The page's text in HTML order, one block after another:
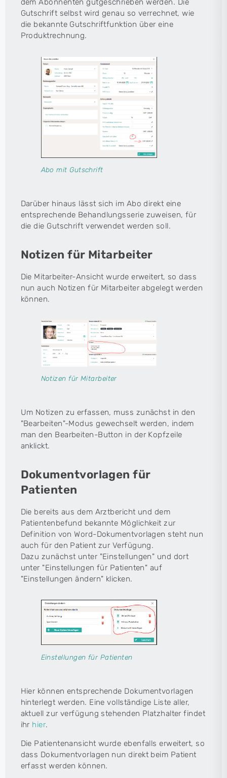
dem Abonnenten gutgeschrieben werden. Die
Gutschrift selbst wird genau so verrechnet, wie
die bekannte Gutschriftfunktion über eine
Produktrechnung.
Abo mit Gutschrift
Darüber hinaus lässt sich im Abo direkt eine
entsprechende Behandlungsserie zuweisen, für
die die Gutschrift verwendet werden soll.
Notizen für Mitarbeiter
Die Mitarbeiter-Ansicht wurde erweitert, so dass
nun auch Notizen für Mitarbeiter abgelegt werden
können.
Notizen für Mitarbeiter
Um Notizen zu erfassen, muss zunächst in den
"Bearbeiten"-Modus gewechselt werden, indem
man den Bearbeiten-Button in der Kopfzeile
anklickt.
Dokumentvorlagen für
Patienten
Die bereits aus dem Arztbericht und dem
Patientenbefund bekannte Möglichkeit zur
Definition von Word-Dokumentvorlagen steht nun
auch für den Patient zur Verfügung.
Dazu zunächst unter "Einstellungen" und dort
unter "Einstellungen für Patienten" auf
"Einstellungen ändern" klicken.
Einstellungen für Patienten
Hier können entsprechende Dokumentvorlagen
hinterlegt werden. Eine vollständige Liste aller,
aktuell zur verfügung stehenden Platzhalter findet
ihr hier.
Die Patientenansicht wurde ebenfalls erweitert, so
dass Dokumentvorlagen nun direkt beim Patient
erfasst werden können.